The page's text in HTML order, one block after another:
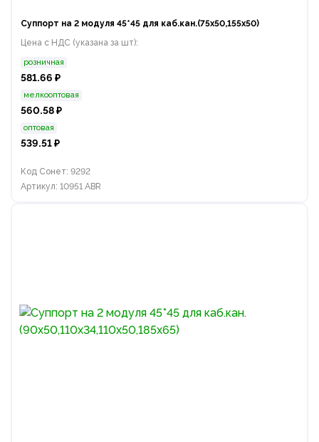
Суппорт на 2 модуля 45*45 для каб.кан.(75х50,155х50)
Цена с НДС (указана за шт):
розничная
581.66 ₽
мелкооптовая
560.58 ₽
оптовая
539.51 ₽
Код Сонет: 9292
Артикул: 10951 ABR